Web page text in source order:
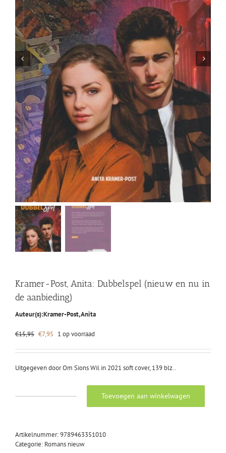
Kramer-Post, Anita: Dubbelspel (nieuw en nu in
de aanbieding)
Auteur(s):Kramer-Post, Anita
€15,95 Oorspronkelijke
was:
€7,95 Huidige
is:
1 op voorraad
Uitgegeven door Om Sions Wil in 2021 soft cover, 139 blz..
(nieuw
en
Toevoegen aan winkelwagen
Artikelnummer:9789463351010
Categorie: Romans nieuw